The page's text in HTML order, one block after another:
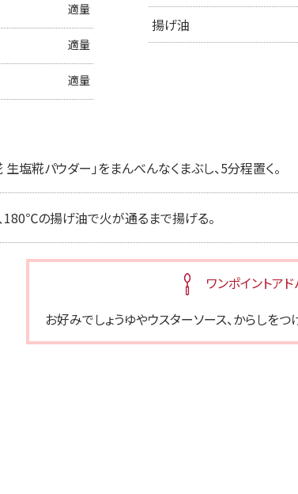
適量
適量
適量
揚げ油
塩糀パウダー」をまんべんなくまぶし、5分程置く。
180℃の揚げ油で火が通るまで揚げる。
ワンポイントア
お好みでしょうゆやウスターソース、からしをつ